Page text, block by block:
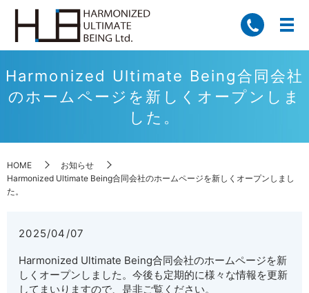
Harmonized Ultimate Being合同会社
のホームページを新しくオープンしま
した。
HOME
お知らせ
Harmonized Ultimate Being合同会社のホームページを新しくオープンしまし
た。
2025/04/07
Harmonized Ultimate Being合同会社のホームページを新
しくオープンしました。今後も定期的に様々な情報を更新
してまいりますので、是非ご覧ください。